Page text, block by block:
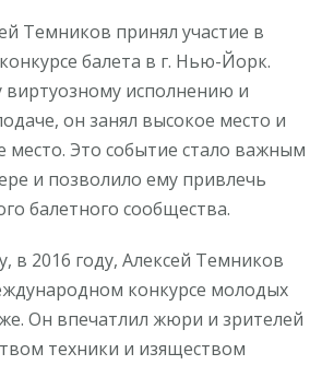
Темников принял участие в
балета в г. Нью-Йорк.
виртуозному исполнению и
он занял высокое место и
место. Это событие стало важным
и позволило ему привлечь
балетного сообщества.
в 2016 году, Алексей Темников
конкурсе молодых
Он впечатлил жюри и зрителей
техники и изяществом